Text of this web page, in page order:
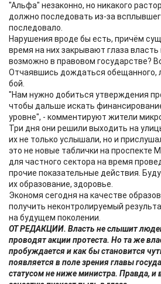
"Альфа" незаконно, но никакого
должно последовать из-за
последовало.
Нарушения вроде бы есть, причём
время на них закрывают глаза
возможно в правовом государстве?
Отчаявшись дождаться обещанного,
бой.
"Нам нужно добиться утверждения
чтобы дальше искать
уровне", - комментируют жители
Три дня они решили выходить на
их не только услышали, но и
это не новые таблички на проспекте
для частного сектора на время
прочие показательные действия.
их образование, здоровье.
Экономя сегодня на качестве
получить неконтролируемый
на будущем поколении.
ОТ РЕДАКЦИИ. Власть не слышит
проводят акции протеста. Но та же
пробуждается и как бы становится
появляется в поле зрения главы
статусом не ниже министра. Правда, и